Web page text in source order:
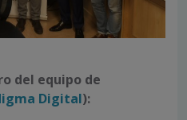
del equipo de
Digital):